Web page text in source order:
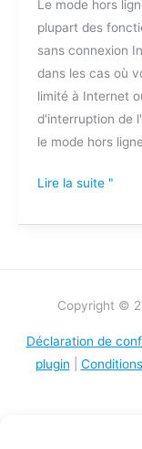
Le mode hors
plupart des
sans connexion
dans les cas où
limité à Internet
d'interruption de
le mode hors
Lire la suite "
Copyright ©
Déclaration de
plugin